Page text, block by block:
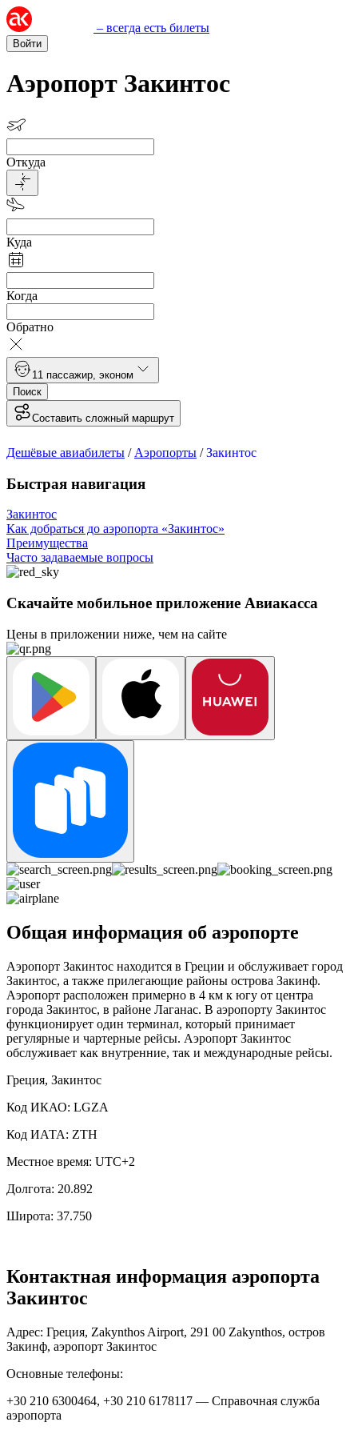
– всегда есть билеты
Войти
Аэропорт Закинтос
Откуда
Куда
Когда
Обратно
1 1 пассажир эконом
Поиск
Составить сложный маршрут
Дешёвые авиабилеты / Аэропорты /Закинтос
Быстрая навигация
Закинтос
Как добраться до аэропорта «Закинтос»
Преимущества
Часто задаваемые вопросы
Скачайте мобильное приложение Авиакасса
Цены в приложении ниже, чем на сайте
Общая информация об аэропорте
Аэропорт Закинтос находится в Греции и обслуживает город
Закинтос, а также прилегающие районы острова Закинф.
Аэропорт расположен примерно в 4 км к югу от центра
города Закинтос, в районе Лаганас. В аэропорту Закинтос
функционирует один терминал, который принимает
регулярные и чартерные рейсы. Аэропорт Закинтос
обслуживает как внутренние, так и международные рейсы.
Греция, Закинтос
Код ИКАО: LGZA
Код ИАТА: ZTH
Местное время: UTC+2
Долгота: 20.892
Широта: 37.750
Контактная информация аэропорта
Закинтос
Адрес: Греция, Zakynthos Airport, 291 00 Zakynthos, остров
Закинф, аэропорт Закинтос
Основные телефоны:
+30 210 6300464, +30 210 6178117 — Справочная служба
аэропорта